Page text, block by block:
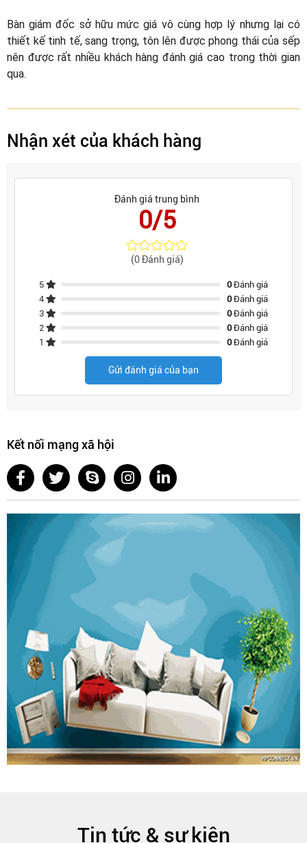
Bàn giám đốc sở hữu mức giá vô cùng hợp lý nhưng lại có
thiết kế tinh tế, sang trọng, tôn lên được phong thái của sếp
nên được rất nhiều khách hàng đánh giá cao trong thời gian
qua.
Nhận xét của khách hàng
Đánh giá trung bình
0/5
(0 Đánh giá)
5 0Đánh giá
4
0Đánh giá
3
0Đánh giá
2
0Đánh giá
1
0Đánh giá
Gửi đánh giá của bạn
Kết nối mạng xã hội
Tin tức & sự kiện